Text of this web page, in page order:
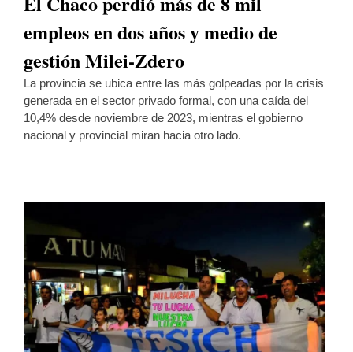
empleos en dos años y medio de
gestión Milei-Zdero
La provincia se ubica entre las más golpeadas por la crisis
generada en el sector privado formal, con una caída del
10,4% desde noviembre de 2023, mientras el gobierno
nacional y provincial miran hacia otro lado.